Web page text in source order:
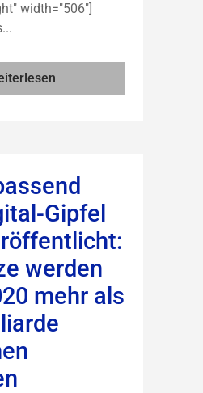
width="506"]
Gipfel
werden
mehr als